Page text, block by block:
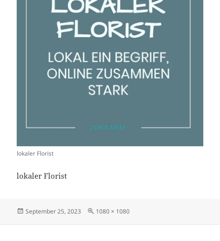
lokaler Florist
lokaler Florist
Veröffentlicht
September 25, 2023 Originalgröße
1080 × 1080